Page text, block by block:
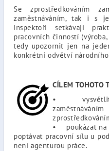
Se zprostředkováním
zaměstnáváním, tak i s
inspektoři setkávají
pracovních činností
tedy upozornit jen na
konkrétní odvětví
CÍLEM TOHOTO
• vysvětlit
• poukázat na
poptávat pracovní sílu u
není agenturou práce.